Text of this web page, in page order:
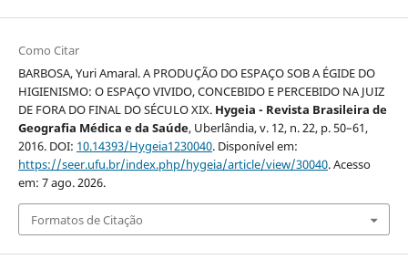
Como Citar
BARBOSA, Yuri Amaral. A PRODUÇÃO DO ESPAÇO SOB A ÉGIDE DO
HIGIENISMO: O ESPAÇO VIVIDO, CONCEBIDO E PERCEBIDO NA JUIZ
DE FORA DO FINAL DO SÉCULO XIX. Hygeia - Revista Brasileira de
Geografia Médica e da Saúde, Uberlândia, v. 12, n. 22, p. 50–61,
2016. DOI: 10.14393/Hygeia1230040. Disponível em:
https://seer.ufu.br/index.php/hygeia/article/view/30040. Acesso
em: 7 ago. 2026.
Formatos de Citação